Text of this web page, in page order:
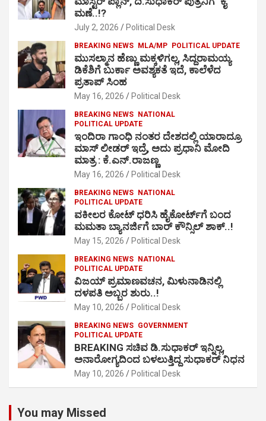
ಮಣೆ..!?
July 2, 2026 Political Desk
BREAKING NEWS MLA/MP POLITICAL UPDATE
ಮುಸಲ್ಮಾನ ಹೆಣ್ಣು ಮಕ್ಕಳಿಗಲ್ಲ, ಸಿದ್ದರಾಮಯ್ಯ
ಡಿಕೆಶಿಗೆ ಬುರ್ಕಾ ಅವಶ್ಯಕತೆ ಇದೆ, ಕಾಲೆಳೆದ
ಪ್ರತಾಪ್ ಸಿಂಹ
May 16, 2026 Political Desk
BREAKING NEWS
NATIONAL
POLITICAL UPDATE
ಇಂದಿರಾ ಗಾಂಧಿ ನಂತರ ದೇಶದಲ್ಲಿ ಯಾರಾದ್ರೂ
ಮಾಸ್ ಲೀಡರ್ ಇದ್ರೆ, ಅದು ಪ್ರಧಾನಿ ಮೋದಿ
ಮಾತ್ರ : ಕೆ.ಎನ್.ರಾಜಣ್ಣ
May 16, 2026 Political Desk
BREAKING NEWS
NATIONAL
POLITICAL UPDATE
ವಕೀಲರ ಕೋಟ್ ಧರಿಸಿ ಹೈಕೋರ್ಟ್​ಗೆ ಬಂದ
ಮಮತಾ ಬ್ಯಾನರ್ಜಿಗೆ ಬಾರ್ ಕೌನ್ಸಿಲ್ ಶಾಕ್..!
May 15, 2026 Political Desk
BREAKING NEWS
NATIONAL
POLITICAL UPDATE
ವಿಜಯ್ ಪ್ರಮಾಣವಚನ, ಮಿಳುನಾಡಿನಲ್ಲಿ
ದಳಪತಿ ಅಬ್ಬರ ಶುರು..!
May 10, 2026 Political Desk
BREAKING NEWS GOVERNMENT
POLITICAL UPDATE
BREAKING ಸಚಿವ ಡಿ.ಸುಧಾಕರ್ ಇನ್ನಿಲ್ಲ,
ಅನಾರೋಗ್ಯದಿಂದ ಬಳಲುತ್ತಿದ್ದ ಸುಧಾಕರ್ ನಿಧನ
May 10, 2026 Political Desk
You may Missed